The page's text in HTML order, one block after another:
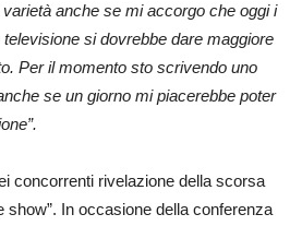
anche se mi accorgo che oggi i
si dovrebbe dare maggiore
Per il momento sto scrivendo uno
se un giorno mi piacerebbe poter
concorrenti rivelazione della scorsa
show”. In occasione della conferenza